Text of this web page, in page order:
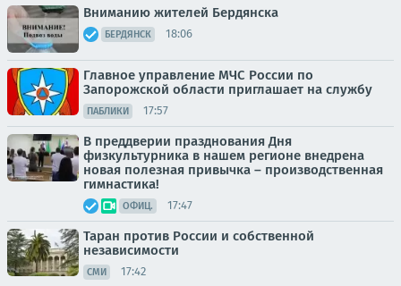
Вниманию жителей Бердянска
БЕРДЯНСК 18:06
Главное управление МЧС России по
Запорожской области приглашает на службу
ПАБЛИКИ 17:57
В преддверии празднования Дня
физкультурника в нашем регионе внедрена
новая полезная привычка – производственная
гимнастика!
ОФИЦ. 17:47
Таран против России и собственной
независимости
СМИ 17:42